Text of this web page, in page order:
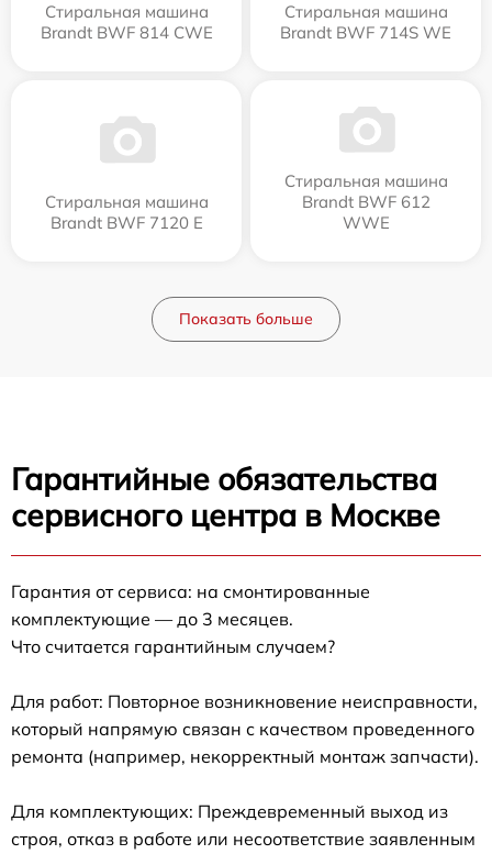
Стиральная машина
Brandt BWF 814 CWE
Стиральная машина
Brandt BWF 714S WE
Стиральная машина
Brandt BWF 7120 E
Стиральная машина
Brandt BWF 612
WWE
Показать больше
Гарантийные обязательства
сервисного центра в Москве
Гарантия от сервиса: на смонтированные
комплектующие — до 3 месяцев.
Что считается гарантийным случаем?
Для работ: Повторное возникновение неисправности,
который напрямую связан с качеством проведенного
ремонта (например, некорректный монтаж запчасти).
Для комплектующих: Преждевременный выход из
строя, отказ в работе или несоответствие заявленным